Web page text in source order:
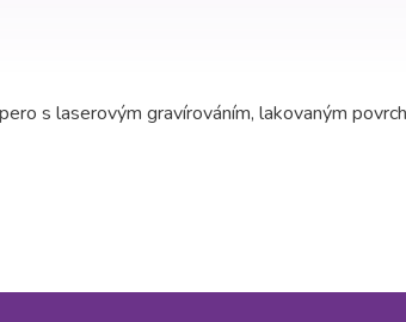
s laserovým gravírováním, lakovaným